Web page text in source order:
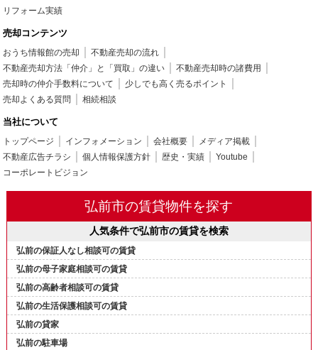
リフォーム実績
売却コンテンツ
おうち情報館の売却
不動産売却の流れ
不動産売却方法「仲介」と「買取」の違い
不動産売却時の諸費用
売却時の仲介手数料について
少しでも高く売るポイント
売却よくある質問
相続相談
当社について
トップページ インフォメーション 会社概要
メディア掲載
不動産広告チラシ
個人情報保護方針 歴史・実績
Youtube
コーポレートビジョン
弘前市の賃貸物件を探す
人気条件で弘前市の賃貸を検索
弘前の保証人なし相談可の賃貸
弘前の母子家庭相談可の賃貸
弘前の高齢者相談可の賃貸
弘前の生活保護相談可の賃貸
弘前の貸家
弘前の駐車場